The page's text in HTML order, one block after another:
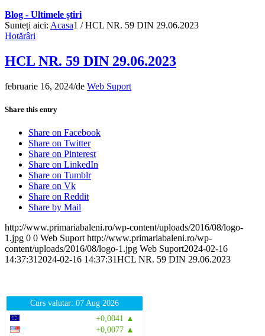
Blog - Ultimele știri
Sunteți aici: Acasa1 / HCL NR. 59 DIN 29.06.2023
Hotărâri
HCL NR. 59 DIN 29.06.2023
februarie 16, 2024/de Web Suport
Share this entry
Share on Facebook
Share on Twitter
Share on Pinterest
Share on LinkedIn
Share on Tumblr
Share on Vk
Share on Reddit
Share by Mail
http://www.primariabaleni.ro/wp-content/uploads/2016/08/logo-
1.jpg 0 0 Web Suport http://www.primariabaleni.ro/wp-
content/uploads/2016/08/logo-1.jpg Web Suport2024-02-16
14:37:31 2024-02-16 14:37:31HCL NR. 59 DIN 29.06.2023
Curs valutar: 07 Aug 2026
+0,0041 ▲
+0,0077 ▲